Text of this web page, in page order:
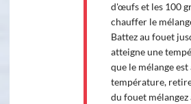
d'œufs et les 100
chauffer le
Battez au fouet
atteigne une
que le mélange est
température,
du fouet